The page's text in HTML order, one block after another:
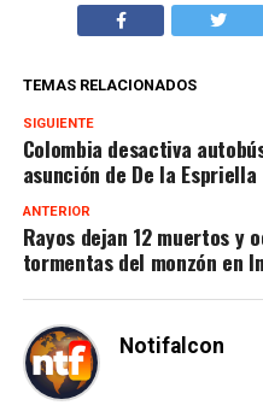
TEMAS RELACIONADOS
SIGUIENTE
Colombia desactiva
asunción de De la Espriella
ANTERIOR
Rayos dejan 12 muertos y
tormentas del monzón en
Notifalcon